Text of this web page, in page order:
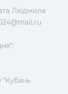
Людмила